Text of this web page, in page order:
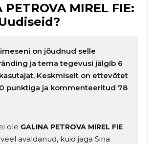
PETROVA MIREL FIE:
on jõudnud selle
ja tema tegevusi jälgib 6
Keskmiselt on ettevõtet
punktiga ja kommenteeritud 78
ole GALINA PETROVA MIREL FIE
avaldanud, kuid jaga Sina